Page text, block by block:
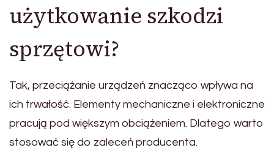
użytkowanie szkodzi
sprzętowi?
Tak, przeciążanie urządzeń znacząco wpływa na
ich trwałość. Elementy mechaniczne i elektroniczne
pracują pod większym obciążeniem. Dlatego warto
stosować się do zaleceń producenta.